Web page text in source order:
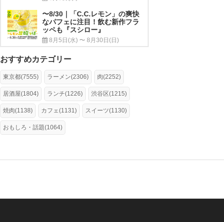
〜8/30｜「C.C.レモン」の爽快
なパフェに注目！飲む新作フラ
ッペも『スシロー』
8月5日(水) 〜 8月30日(日)
おすすめカテゴリー
東京都(7555) ラーメン(2306) 肉(2252)
居酒屋(1804) ランチ(1226) 渋谷区(1215)
焼肉(1138) カフェ(1131) スイーツ(1130)
おもしろ・話題(1064)